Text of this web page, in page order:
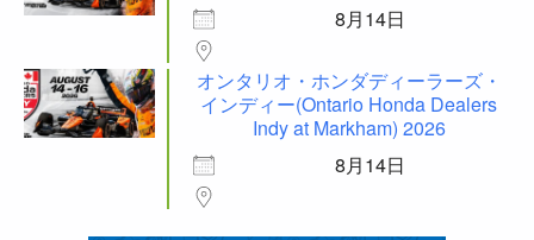
8月14日
オンタリオ・ホンダディーラーズ・
インディー(Ontario Honda Dealers
Indy at Markham) 2026
8月14日